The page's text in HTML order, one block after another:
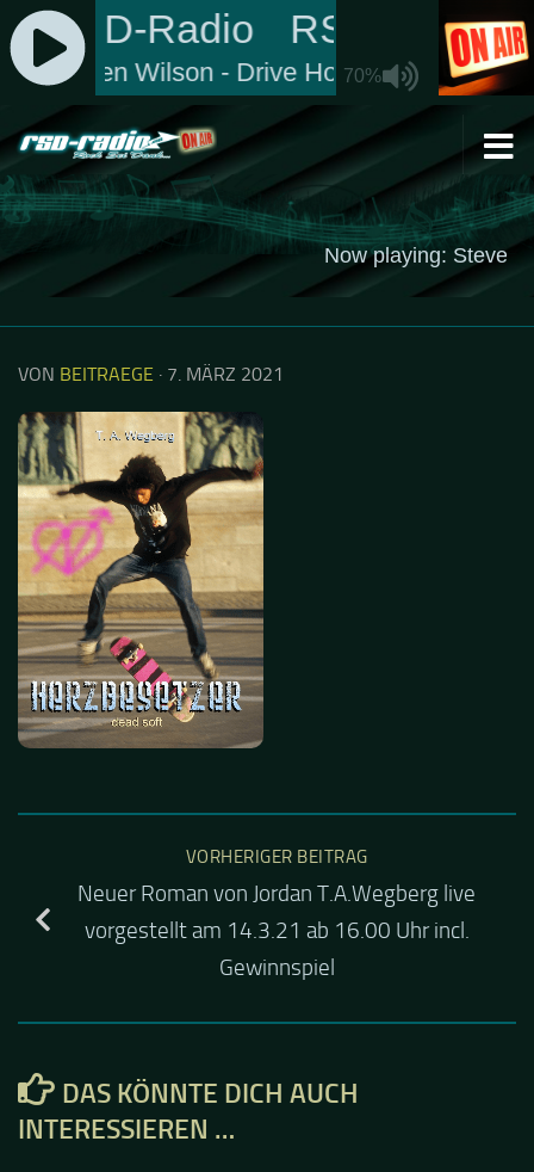
Zum Inhalt springen
VON BEITRAEGE · 7. MÄRZ 2021
VORHERIGER BEITRAG
Neuer Roman von Jordan T.A.Wegberg live
vorgestellt am 14.3.21 ab 16.00 Uhr incl.
Gewinnspiel
DAS KÖNNTE DICH AUCH
INTERESSIEREN …